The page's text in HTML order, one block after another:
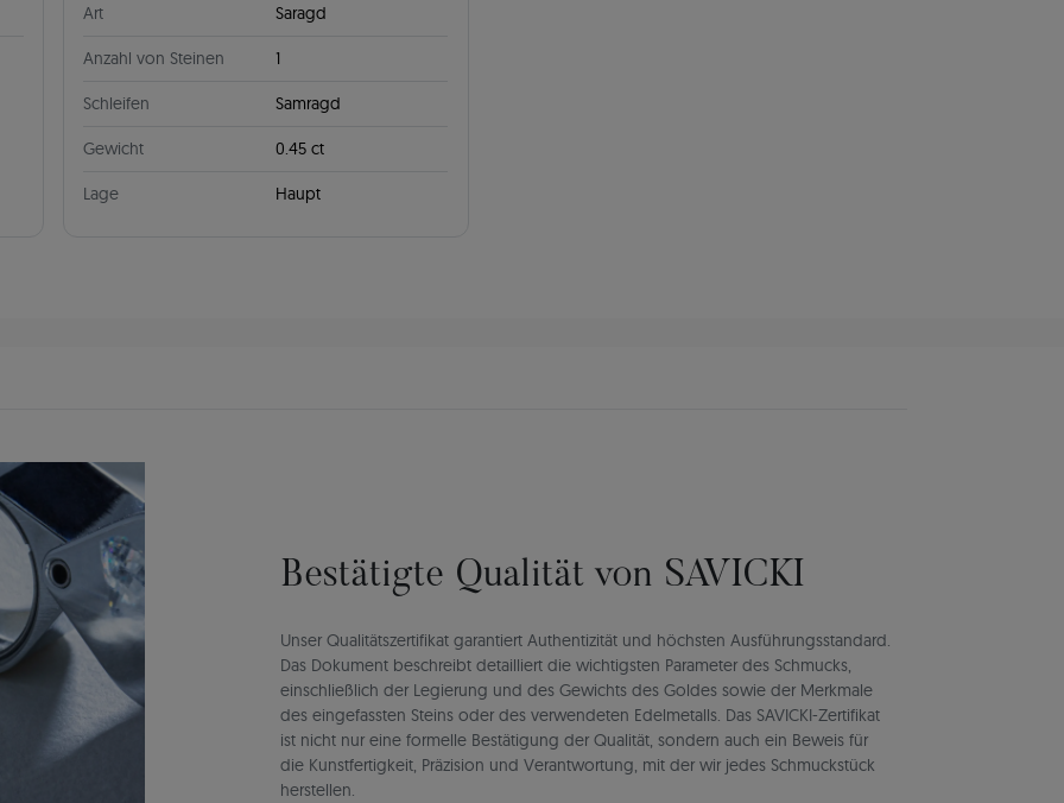
Art Saragd
Anzahl von Steinen 1
Schleifen Samragd
Gewicht 0.45 ct
Lage Haupt
Bestätigte Qualität von SAVICKI
Unser Qualitätszertifikat garantiert Authentizität und höchsten Ausführungsstandard.
Das Dokument beschreibt detailliert die wichtigsten Parameter des Schmucks,
einschließlich der Legierung und des Gewichts des Goldes sowie der Merkmale
des eingefassten Steins oder des verwendeten Edelmetalls. Das SAVICKI-Zertifikat
ist nicht nur eine formelle Bestätigung der Qualität, sondern auch ein Beweis für
die Kunstfertigkeit, Präzision und Verantwortung, mit der wir jedes Schmuckstück
herstellen.